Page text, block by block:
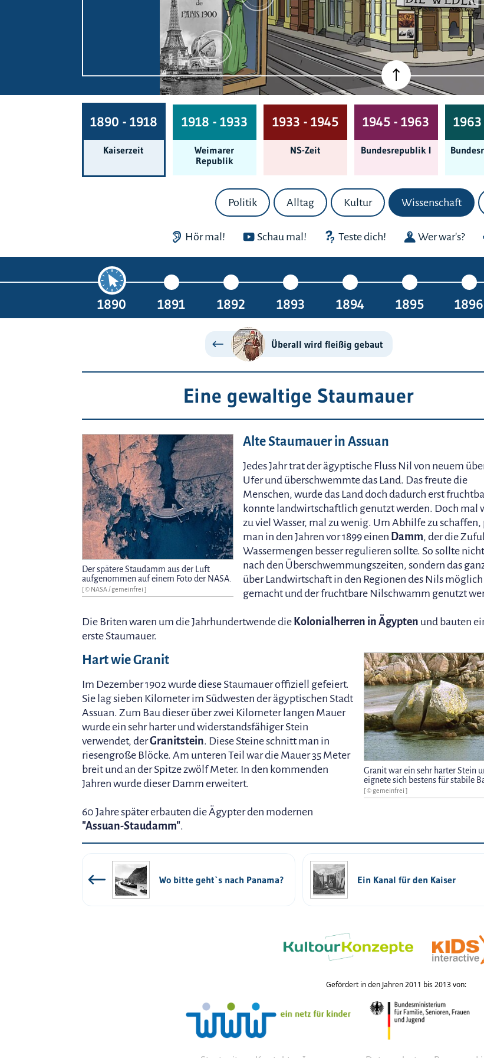
1890 - 1918
Kaiserzeit
1918 - 1933
Weimarer
Republik
1933 - 1945
NS-Zeit
1945 - 1963
Bundes­republik I
Politik Alltag Kultur Wissenschaft
Hör mal! Schau mal! Teste dich! Wer war's?
1890 1891 1892 1893 1894 1895 1896
Überall wird fleißig gebaut
Eine gewaltige Staumauer
Der spätere Staudamm aus der Luft
aufgenommen auf einem Foto der NASA.
[ © NASA / gemeinfrei ]
Alte Staumauer in Assuan
Jedes Jahr trat der ägyptische Fluss Nil von neuem
Ufer und überschwemmte das Land. Das freute die
Menschen, wurde das Land doch dadurch erst
konnte landwirtschaftlich genutzt werden. Doch mal
zu viel Wasser, mal zu wenig. Um Abhilfe zu
man in den Jahren vor 1899 einen Damm, der die
Wassermengen besser regulieren sollte. So sollte
nach den Überschwemmungszeiten, sondern das
über Landwirtschaft in den Regionen des Nils möglich
gemacht und der fruchtbare Nilschwamm genutzt
Die Briten waren um die Jahrhundertwende die Kolonialherren in Ägypten und bauten
erste Staumauer.
Granit war ein sehr harter Stein
eignete sich bestens für stabile
[ © gemeinfrei ]
Hart wie Granit
Im Dezember 1902 wurde diese Staumauer offiziell gefeiert.
Sie lag sieben Kilometer im Südwesten der ägyptischen Stadt
Assuan. Zum Bau dieser über zwei Kilometer langen Mauer
wurde ein sehr harter und widerstandsfähiger Stein
verwendet, derGranitstein. Diese Steine schnitt man in
riesengroße Blöcke. Am unteren Teil war die Mauer 35 Meter
breit und an der Spitze zwölf Meter. In den kommenden
Jahren wurde dieser Damm erweitert.
60 Jahre später erbauten die Ägypter den modernen
"Assuan-Staudamm".
Wo bitte geht`s nach Panama? Ein Kanal für den Kaiser
Gefördert in den Jahren 2011 bis 2013 von: